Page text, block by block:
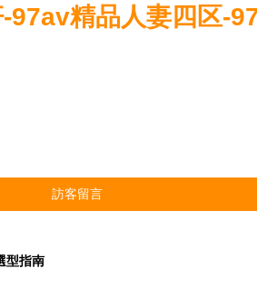
精品人妻四区-
訪客留言
型指南